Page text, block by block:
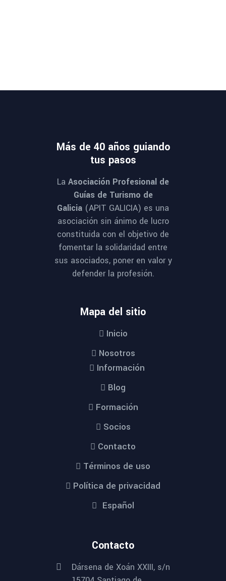
Más de 40 años guiando
tus pasos
La Asociación Profesional de
Guías de Turismo de
Galicia (APIT GALICIA) es una
asociación sin ánimo de lucro
constituida con el objetivo de
fomentar la solidaridad entre
sus asociados, poner en valor y
defender la profesión.
Mapa del sitio
Inicio
Nosotros
Información
Blog
Formación
Socios
Contacto
Términos de uso
Política de privacidad
Español
Contacto
Dársena de Xoán XXIII, s/n